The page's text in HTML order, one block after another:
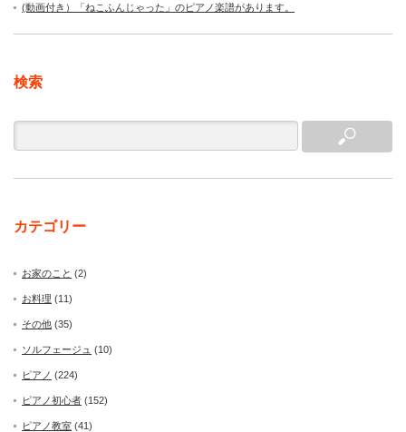
(動画付き）「ねこふんじゃった」のピアノ楽譜があります。
検索
カテゴリー
お家のこと (2)
お料理 (11)
その他 (35)
ソルフェージュ (10)
ピアノ (224)
ピアノ初心者 (152)
ピアノ教室 (41)